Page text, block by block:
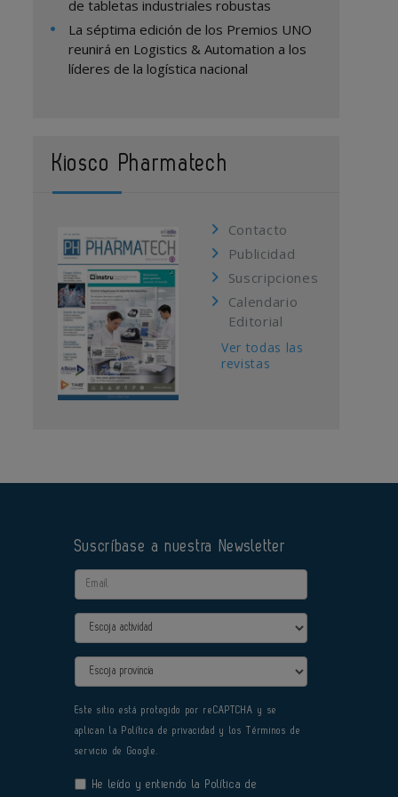
de tabletas industriales robustas
La séptima edición de los Premios UNO
reunirá en Logistics & Automation a los
líderes de la logística nacional
Kiosco Pharmatech
Contacto
Publicidad
Suscripciones
Calendario
Editorial
Ver todas las
revistas
Suscríbase a nuestra Newsletter
Email
Actividad
Provincia
Este sitio está protegido por reCAPTCHA y se
aplican la Política de privacidad y los Términos de
servicio de Google.
He leído y entiendo la Política de